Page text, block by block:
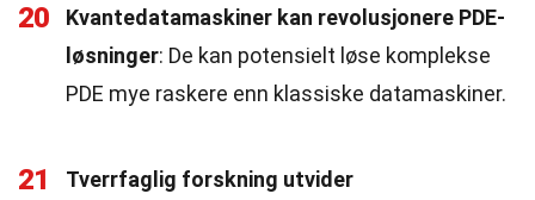
20
Kvantedatamaskiner kan revolusjonere PDE-
løsninger: De kan potensielt løse komplekse
PDE mye raskere enn klassiske datamaskiner.
21
Tverrfaglig forskning utvider